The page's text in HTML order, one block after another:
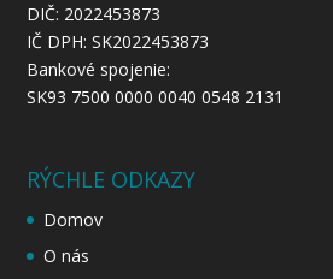
DIČ: 2022453873
IČ DPH: SK2022453873
Bankové spojenie:
SK93 7500 0000 0040 0548 2131
RÝCHLE ODKAZY
Domov
O nás